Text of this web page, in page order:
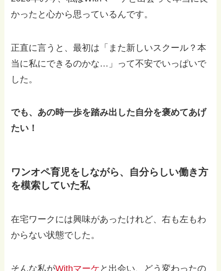
かったと心から思っているんです。
正直に言うと、最初は「また新しいスクール？本
当に私にできるのかな…」って不安でいっぱいで
した。
でも、あの時一歩を踏み出した自分を褒めてあげ
たい！
ワンオペ育児をしながら、自分らしい働き方
を模索していた私
在宅ワークには興味があったけれど、右も左もわ
からない状態でした。
そんな私がWithマーケ と出会い、どう変わったの